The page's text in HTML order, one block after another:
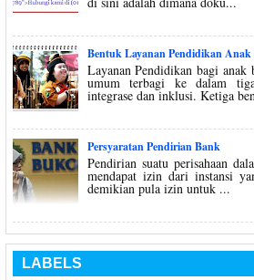
Bentuk Layanan Pendidikan
Layanan Pendidikan bagi anak
umum terbagi ke dalam
integrase dan inklusi. Ketiga
Persyaratan Pendirian Bank
Pendirian suatu perisahaan
mendapat izin dari instansi
demikian pula izin untuk ...
LABELS